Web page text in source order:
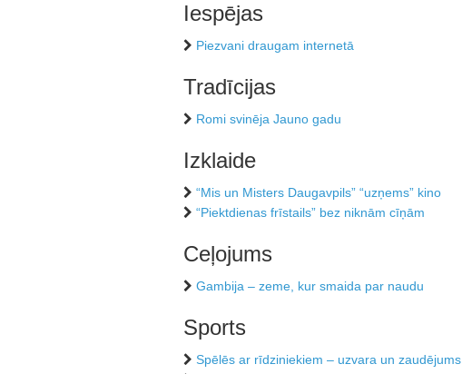
Iespējas
Piezvani draugam internetā
Tradīcijas
Romi svinēja Jauno gadu
Izklaide
“Mis un Misters Daugavpils” “uzņems” kino
“Piektdienas frīstails” bez niknām cīņām
Ceļojums
Gambija – zeme, kur smaida par naudu
Sports
Spēlēs ar rīdziniekiem – uzvara un zaudējums